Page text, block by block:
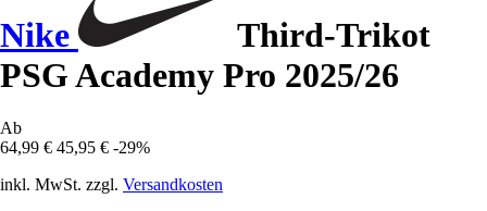
Nike
Third-Trikot
PSG Academy Pro 2025/26
Ab
64,99 € 45,95 € -29%
inkl. MwSt. zzgl. Versandkosten